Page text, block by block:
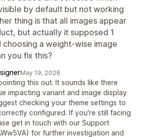
by default but not working
thing is that all images appear
but actually it supposed 1
choosing a weight-wise image
you fix this?
May 19, 2026
this out. It sounds like there
impacting variant and image display
checking your theme settings to
configured. If you're still facing
get in touch with our Support
for further investigation and